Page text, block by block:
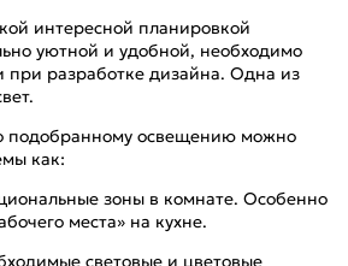
интересной планировкой
уютной и удобной, необходимо
при разработке дизайна. Одна из
подобранному освещению можно
как:
зоны в комнате. Особенно
места» на кухне.
световые и цветовые